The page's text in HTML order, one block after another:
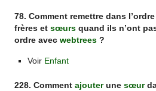
78. Comment remettre dans
frères etsœurs quand ils n’ont
ordre avecwebtrees ?
Voir Enfant
228. Commentajouterunesœur